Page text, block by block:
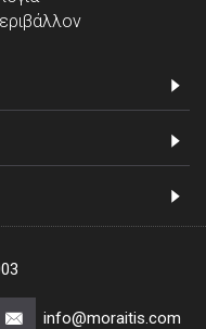
info@moraitis.com